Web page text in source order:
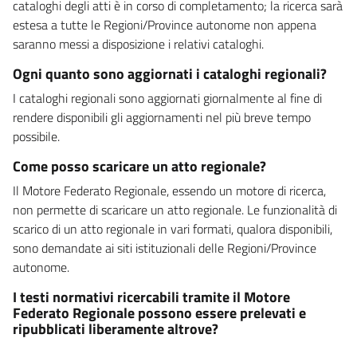
cataloghi degli atti è in corso di completamento; la ricerca sarà
estesa a tutte le Regioni/Province autonome non appena
saranno messi a disposizione i relativi cataloghi.
Ogni quanto sono aggiornati i cataloghi regionali?
I cataloghi regionali sono aggiornati giornalmente al fine di
rendere disponibili gli aggiornamenti nel più breve tempo
possibile.
Come posso scaricare un atto regionale?
Il Motore Federato Regionale, essendo un motore di ricerca,
non permette di scaricare un atto regionale. Le funzionalità di
scarico di un atto regionale in vari formati, qualora disponibili,
sono demandate ai siti istituzionali delle Regioni/Province
autonome.
I testi normativi ricercabili tramite il Motore
Federato Regionale possono essere prelevati e
ripubblicati liberamente altrove?